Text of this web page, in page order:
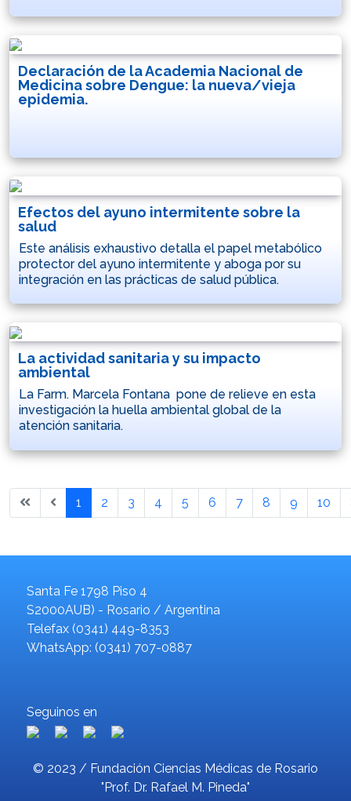
Declaración de la Academia Nacional de
Medicina sobre Dengue: la nueva/vieja
epidemia.
Efectos del ayuno intermitente sobre la
salud
Este análisis exhaustivo detalla el papel metabólico
protector del ayuno intermitente y aboga por su
integración en las prácticas de salud pública.
La actividad sanitaria y su impacto
ambiental
La Farm. Marcela Fontana pone de relieve en esta
investigación la huella ambiental global de la
atención sanitaria.
1 2 3 4 5 6 7 8 9 10
Santa Fe 1798 Piso 4
S2000AUB) - Rosario / Argentina
Telefax (0341) 449-8353
WhatsApp: (0341) 707-0887
Seguinos en
© 2023 / Fundación Ciencias Médicas de Rosario
"Prof. Dr. Rafael M. Pineda"